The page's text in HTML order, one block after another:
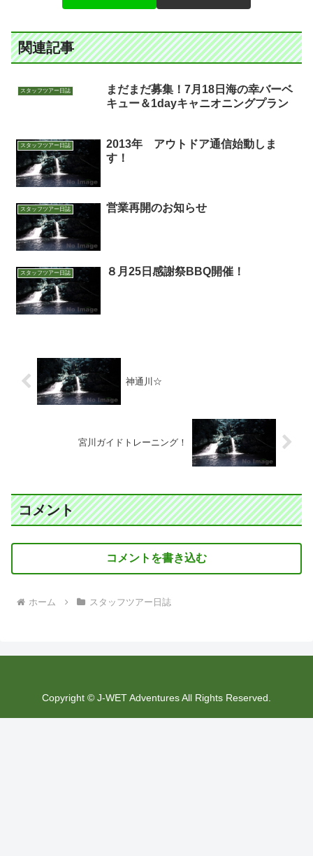
関連記事
スタッフツアー日誌
まだまだ募集！7月18日海の幸バーベ
キュー＆1dayキャニオニングプラン
スタッフツアー日誌
2013年 アウトドア通信始動しま
す！
スタッフツアー日誌 営業再開のお知らせ
スタッフツアー日誌 ８月25日感謝祭BBQ開催！
神通川☆
宮川ガイドトレーニング！
コメント
コメントを書き込む
ホーム スタッフツアー日誌
Copyright © J-WET Adventures All Rights Reserved.